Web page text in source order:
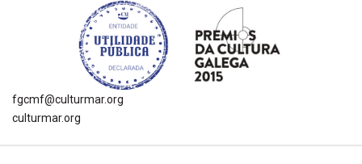
fgcmf@culturmar.org
culturmar.org